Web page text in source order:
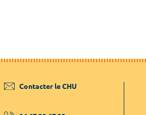
Contacter le CHU